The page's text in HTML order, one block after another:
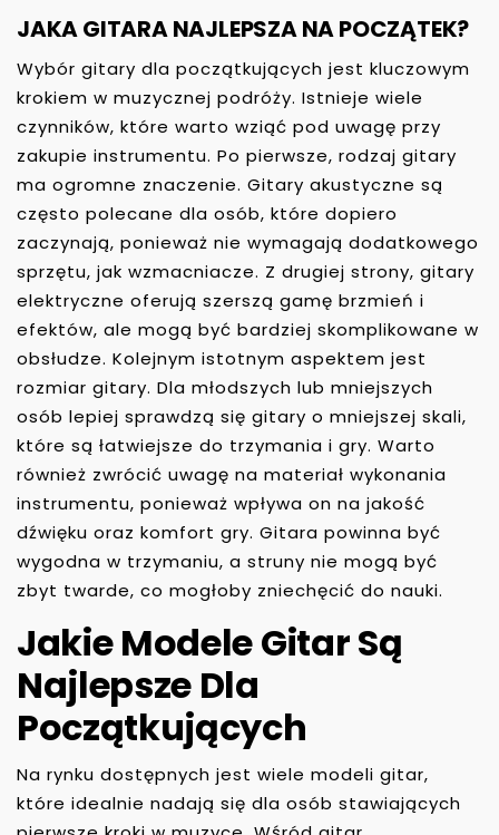
JAKA GITARA NAJLEPSZA NA POCZĄTEK?
Wybór gitary dla początkujących jest kluczowym
krokiem w muzycznej podróży. Istnieje wiele
czynników, które warto wziąć pod uwagę przy
zakupie instrumentu. Po pierwsze, rodzaj gitary
ma ogromne znaczenie. Gitary akustyczne są
często polecane dla osób, które dopiero
zaczynają, ponieważ nie wymagają dodatkowego
sprzętu, jak wzmacniacze. Z drugiej strony, gitary
elektryczne oferują szerszą gamę brzmień i
efektów, ale mogą być bardziej skomplikowane w
obsłudze. Kolejnym istotnym aspektem jest
rozmiar gitary. Dla młodszych lub mniejszych
osób lepiej sprawdzą się gitary o mniejszej skali,
które są łatwiejsze do trzymania i gry. Warto
również zwrócić uwagę na materiał wykonania
instrumentu, ponieważ wpływa on na jakość
dźwięku oraz komfort gry. Gitara powinna być
wygodna w trzymaniu, a struny nie mogą być
zbyt twarde, co mogłoby zniechęcić do nauki.
Jakie Modele Gitar Są
Najlepsze Dla
Początkujących
Na rynku dostępnych jest wiele modeli gitar,
które idealnie nadają się dla osób stawiających